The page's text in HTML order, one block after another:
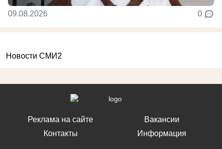
09.08.2026 0
Новости СМИ2
Реклама на сайте
Контакты
Вакансии
Информация